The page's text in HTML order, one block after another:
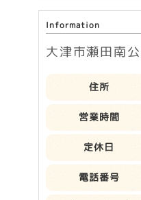
Information
大津市瀬田南
住所
営業時間
定休日
電話番号